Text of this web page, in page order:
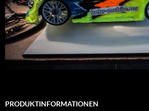
PRODUKTINFORMATIONEN